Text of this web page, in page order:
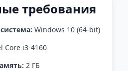
требования
Windows 10 (64-bit)
Core i3-4160
2 ГБ